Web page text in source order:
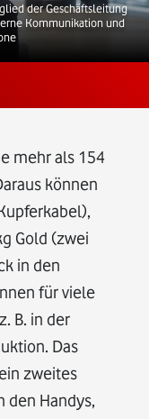
der Geschäftsleitung
Kommunikation und
mehr als 154
können
Gold (zwei
in den
für viele
B. in der
Das
zweites
den Handys,